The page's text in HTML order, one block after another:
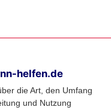
helfen.de
die Art, den Umfang
und Nutzung